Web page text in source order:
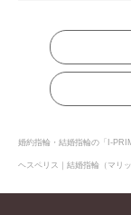
婚約指輪・結婚指輪の「I-
ヘスペリス｜結婚指輪（マリ